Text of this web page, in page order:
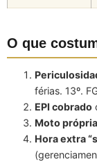
O que
férias. 13º.
EPI cobrado
Moto própria
Hora extra